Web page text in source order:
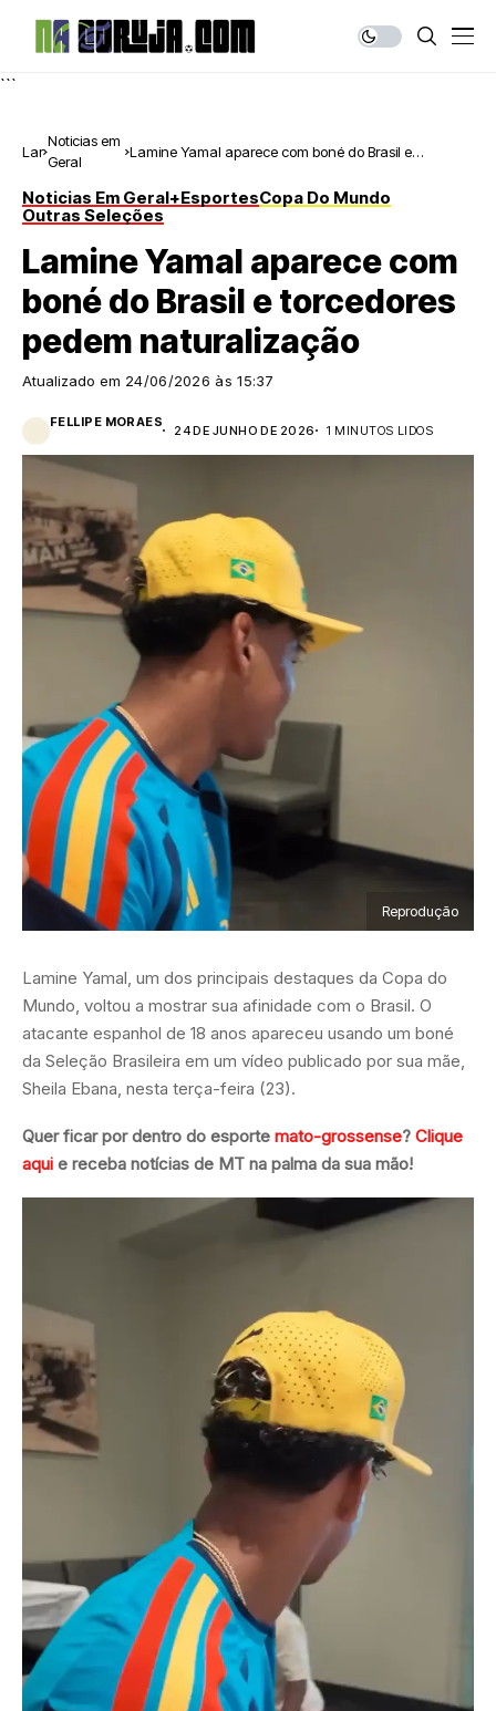
```
Lar
Noticias em
Geral
Lamine Yamal aparece com boné do Brasil e
Noticias Em Geral+EsportesCopa Do Mundo
Outras Seleções
Lamine Yamal aparece com
boné do Brasil e torcedores
pedem naturalização
Atualizado em 24/06/2026 às 15:37
FELLIPE MORAES
24 DE JUNHO DE 2026 1 MINUTOS LIDOS
Reprodução
Lamine Yamal, um dos principais destaques da Copa do
Mundo, voltou a mostrar sua afinidade com o Brasil. O
atacante espanhol de 18 anos apareceu usando um boné
da Seleção Brasileira em um vídeo publicado por sua mãe,
Sheila Ebana, nesta terça-feira (23).
Quer ficar por dentro do esporte mato-grossense? Clique
aqui e receba notícias de MT na palma da sua mão!